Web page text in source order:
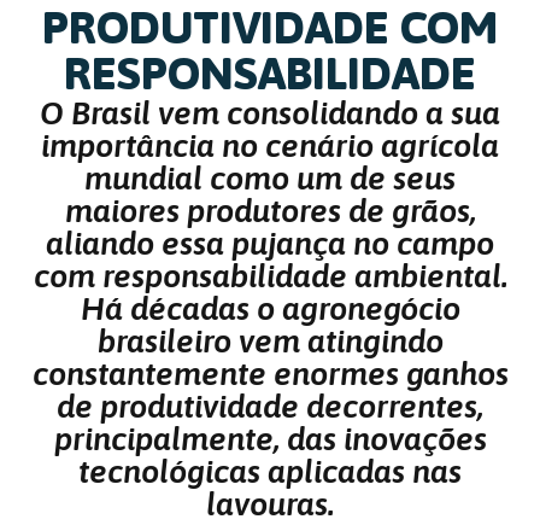
PRODUTIVIDADE COM
RESPONSABILIDADE
O Brasil vem consolidando a sua
importância no cenário agrícola
mundial como um de seus
maiores produtores de grãos,
aliando essa pujança no campo
com responsabilidade ambiental.
Há décadas o agronegócio
brasileiro vem atingindo
constantemente enormes ganhos
de produtividade decorrentes,
principalmente, das inovações
tecnológicas aplicadas nas
lavouras.